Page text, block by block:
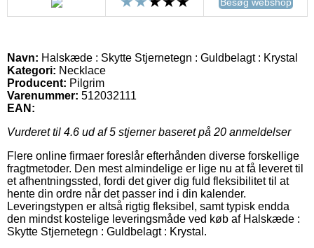
Navn: Halskæde : Skytte Stjernetegn : Guldbelagt : Krystal
Kategori: Necklace
Producent: Pilgrim
Varenummer: 512032111
EAN:
Vurderet til 4.6 ud af 5 stjerner baseret på 20 anmeldelser
Flere online firmaer foreslår efterhånden diverse forskellige
fragtmetoder. Den mest almindelige er lige nu at få leveret til
et afhentningssted, fordi det giver dig fuld fleksibilitet til at
hente din ordre når det passer ind i din kalender.
Leveringstypen er altså rigtig fleksibel, samt typisk endda
den mindst kostelige leveringsmåde ved køb af Halskæde :
Skytte Stjernetegn : Guldbelagt : Krystal.